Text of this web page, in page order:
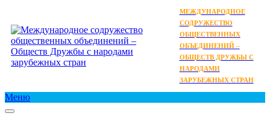
МЕЖДУНАРОДНОЕ
СОДРУЖЕСТВО
ОБЩЕСТВЕННЫХ
ОБЪЕДИНЕНИЙ –
ОБЩЕСТВ ДРУЖБЫ С
НАРОДАМИ
ЗАРУБЕЖНЫХ СТРАН
Меню